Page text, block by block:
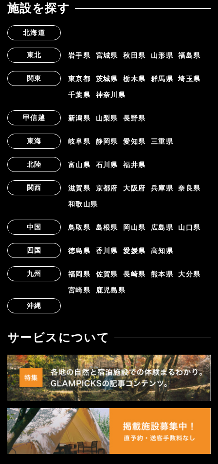
施設を探す
北海道
東北 岩手県 宮城県 秋田県 山形県 福島県
関東 東京都 茨城県 栃木県 群馬県 埼玉県
千葉県 神奈川県
甲信越 新潟県 山梨県 長野県
東海 岐阜県 静岡県 愛知県 三重県
北陸 富山県 石川県 福井県
関西 滋賀県 京都府 大阪府 兵庫県 奈良県
和歌山県
中国 鳥取県 島根県 岡山県 広島県 山口県
四国 徳島県 香川県 愛媛県 高知県
九州 福岡県 佐賀県 長崎県 熊本県 大分県
宮崎県
鹿児島県
沖縄
サービスについて